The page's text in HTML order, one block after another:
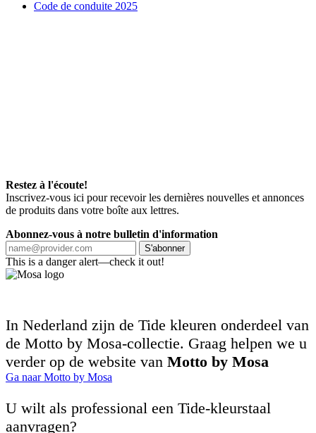
Code de conduite 2025
Restez à l'écoute!
Inscrivez-vous ici pour recevoir les dernières nouvelles et annonces
de produits dans votre boîte aux lettres.
Abonnez-vous à notre bulletin d'information
S'abonner
This is a danger alert—check it out!
In Nederland zijn de Tide kleuren onderdeel van
de Motto by Mosa-collectie. Graag helpen we u
verder op de website van Motto by Mosa
Ga naar Motto by Mosa
U wilt als professional een Tide-kleurstaal
aanvragen?